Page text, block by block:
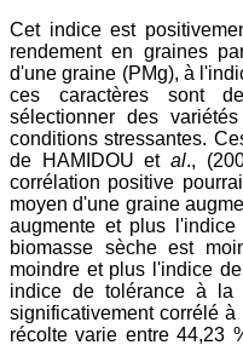
Cet indice est
rendement en graines
d'une graine (PMg), à
ces caractères sont
sélectionner des
conditions stressantes.
de HAMIDOU et al.,
corrélation positive
moyen d'une graine
augmente et plus
biomasse sèche est
moindre et plus l'indice
indice de tolérance à la
significativement corrélé
récolte varie entre 44,23